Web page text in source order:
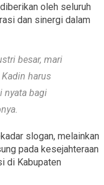
oleh seluruh
dan sinergi dalam
besar, mari
harus
nyata bagi
slogan, melainkan
pada kesejahteraan
di Kabupaten